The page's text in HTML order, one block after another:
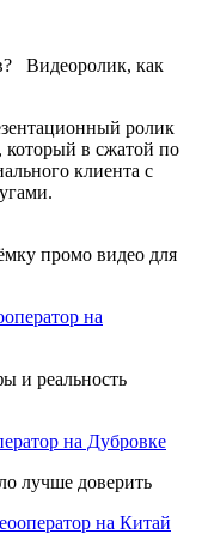
Видеоролик, как
промо видео для
на
и реальность
на Дубровке
лучше доверить
на Китай